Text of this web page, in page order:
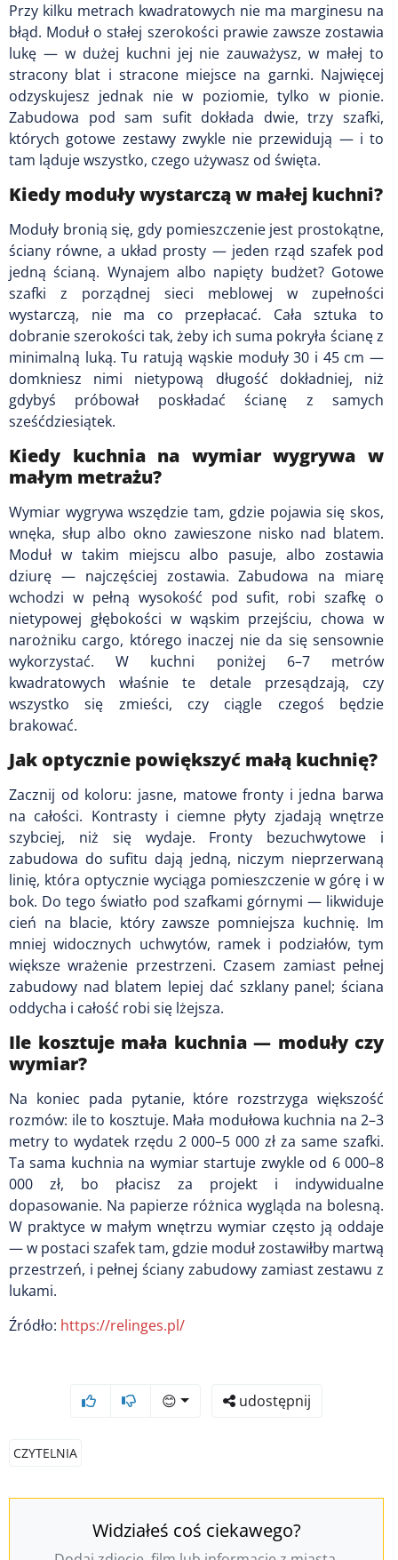
Przy kilku metrach kwadratowych nie ma marginesu na
błąd. Moduł o stałej szerokości prawie zawsze zostawia
lukę — w dużej kuchni jej nie zauważysz, w małej to
stracony blat i stracone miejsce na garnki. Najwięcej
odzyskujesz jednak nie w poziomie, tylko w pionie.
Zabudowa pod sam sufit dokłada dwie, trzy szafki,
których gotowe zestawy zwykle nie przewidują — i to
tam ląduje wszystko, czego używasz od święta.
Kiedy moduły wystarczą w małej kuchni?
Moduły bronią się, gdy pomieszczenie jest prostokątne,
ściany równe, a układ prosty — jeden rząd szafek pod
jedną ścianą. Wynajem albo napięty budżet? Gotowe
szafki z porządnej sieci meblowej w zupełności
wystarczą, nie ma co przepłacać. Cała sztuka to
dobranie szerokości tak, żeby ich suma pokryła ścianę z
minimalną luką. Tu ratują wąskie moduły 30 i 45 cm —
domkniesz nimi nietypową długość dokładniej, niż
gdybyś próbował poskładać ścianę z samych
sześćdziesiątek.
Kiedy kuchnia na wymiar wygrywa w
małym metrażu?
Wymiar wygrywa wszędzie tam, gdzie pojawia się skos,
wnęka, słup albo okno zawieszone nisko nad blatem.
Moduł w takim miejscu albo pasuje, albo zostawia
dziurę — najczęściej zostawia. Zabudowa na miarę
wchodzi w pełną wysokość pod sufit, robi szafkę o
nietypowej głębokości w wąskim przejściu, chowa w
narożniku cargo, którego inaczej nie da się sensownie
wykorzystać. W kuchni poniżej 6–7 metrów
kwadratowych właśnie te detale przesądzają, czy
wszystko się zmieści, czy ciągle czegoś będzie
brakować.
Jak optycznie powiększyć małą kuchnię?
Zacznij od koloru: jasne, matowe fronty i jedna barwa
na całości. Kontrasty i ciemne płyty zjadają wnętrze
szybciej, niż się wydaje. Fronty bezuchwytowe i
zabudowa do sufitu dają jedną, niczym nieprzerwaną
linię, która optycznie wyciąga pomieszczenie w górę i w
bok. Do tego światło pod szafkami górnymi — likwiduje
cień na blacie, który zawsze pomniejsza kuchnię. Im
mniej widocznych uchwytów, ramek i podziałów, tym
większe wrażenie przestrzeni. Czasem zamiast pełnej
zabudowy nad blatem lepiej dać szklany panel; ściana
oddycha i całość robi się lżejsza.
Ile kosztuje mała kuchnia — moduły czy
wymiar?
Na koniec pada pytanie, które rozstrzyga większość
rozmów: ile to kosztuje. Mała modułowa kuchnia na 2–3
metry to wydatek rzędu 2 000–5 000 zł za same szafki.
Ta sama kuchnia na wymiar startuje zwykle od 6 000–8
000 zł, bo płacisz za projekt i indywidualne
dopasowanie. Na papierze różnica wygląda na bolesną.
W praktyce w małym wnętrzu wymiar często ją oddaje
— w postaci szafek tam, gdzie moduł zostawiłby martwą
przestrzeń, i pełnej ściany zabudowy zamiast zestawu z
lukami.
Źródło: https://relinges.pl/
😊 udostępnij
CZYTELNIA
Widziałeś coś ciekawego?